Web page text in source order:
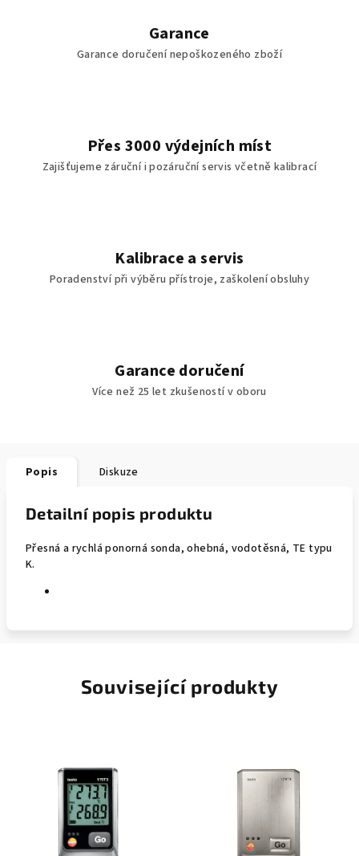
Garance
Garance doručení nepoškozeného zboží
Přes 3000 výdejních míst
Zajišťujeme záruční i pozáruční servis včetně kalibrací
Kalibrace a servis
Poradenství při výběru přístroje, zaškolení obsluhy
Garance doručení
Více než 25 let zkušeností v oboru
Popis Diskuze
Detailní popis produktu
Přesná a rychlá ponorná sonda, ohebná, vodotěsná, TE typu
K.
Související produkty